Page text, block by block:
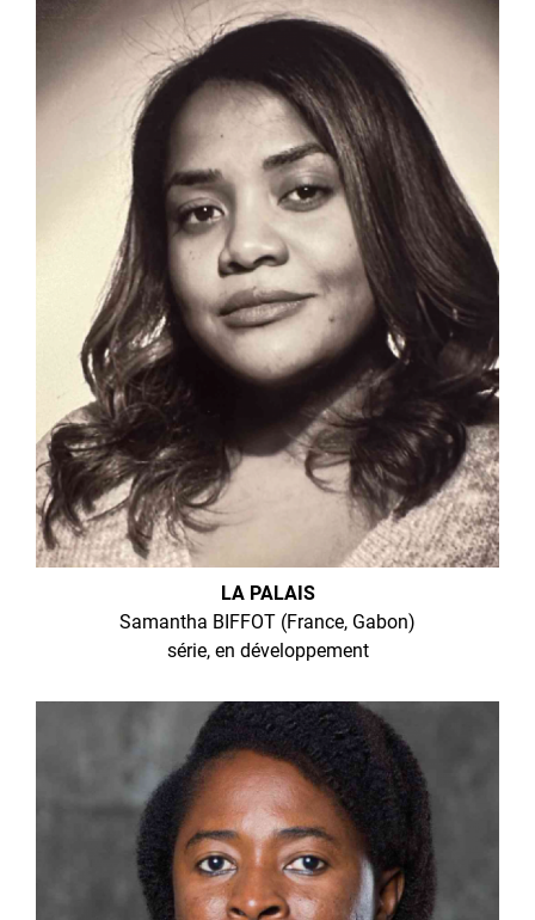
LA PALAIS
Samantha BIFFOT (France, Gabon)
série, en développement